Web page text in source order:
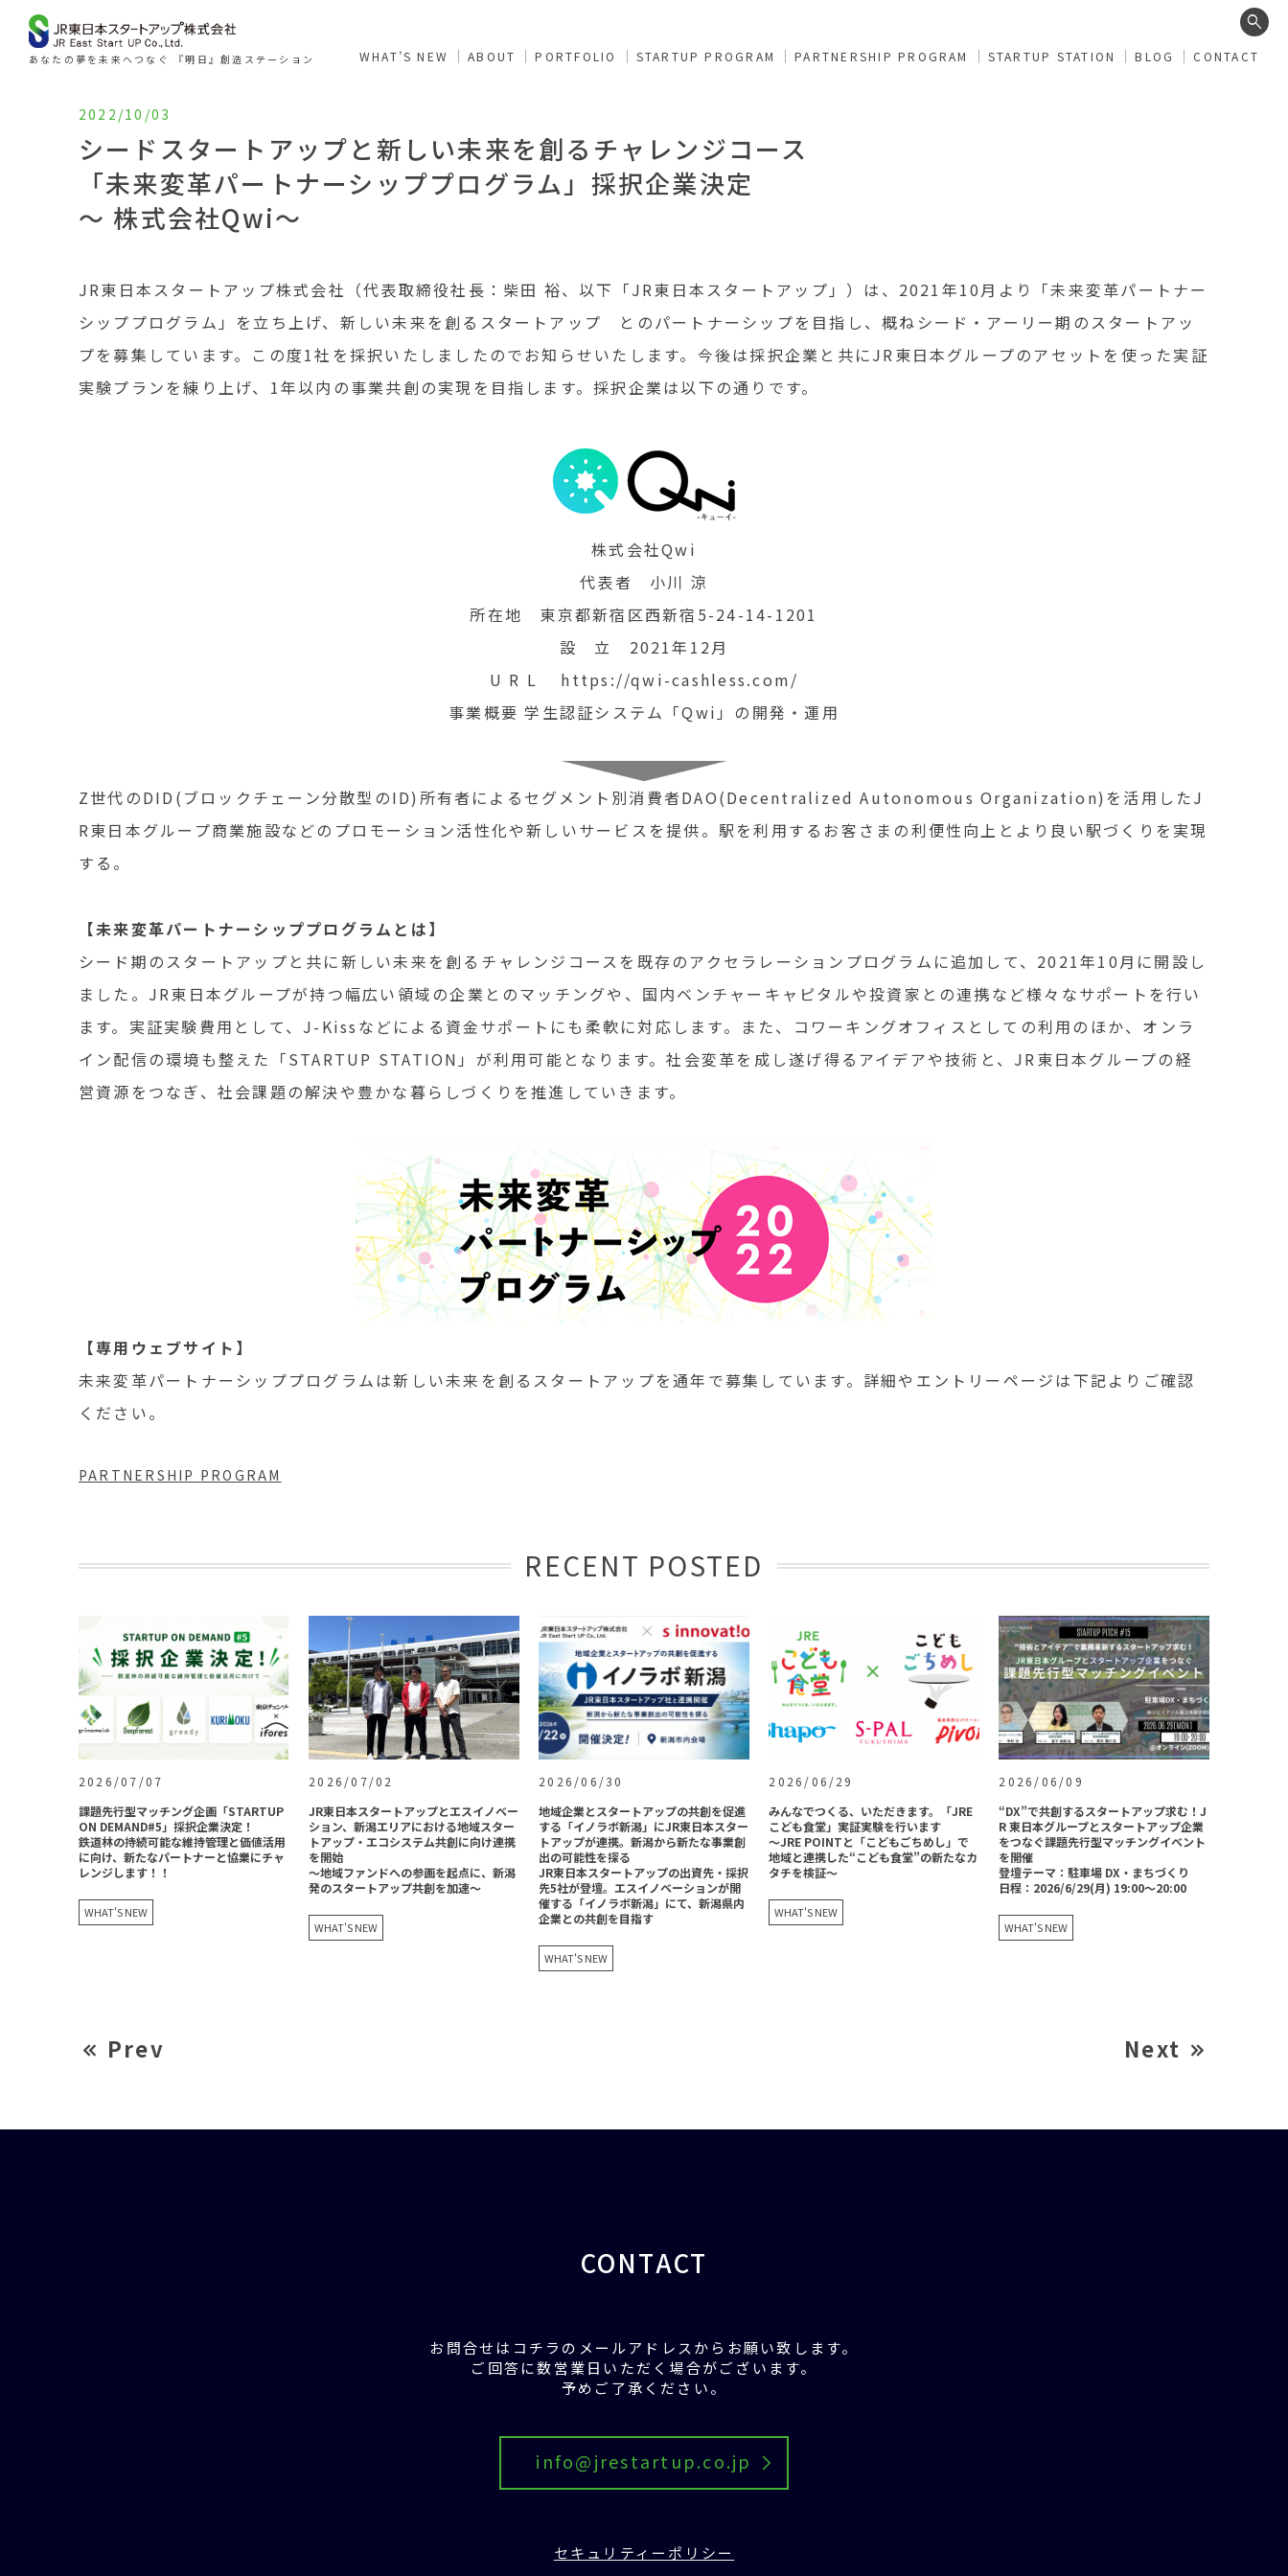
あなたの夢を未来へつなぐ 『明日』創造ステーション
search
WHAT’S NEW ABOUT PORTFOLIO STARTUP PROGRAM PARTNERSHIP PROGRAM STARTUP STATION BLOG CONTACT
2022/10/03
シードスタートアップと新しい未来を創るチャレンジコース
「未来変革パートナーシッププログラム」採択企業決定
～ 株式会社Qwi～
JR東日本スタートアップ株式会社（代表取締役社長：柴田 裕、以下「JR東日本スタートアップ」）は、2021年10月より「未来変革パートナー
シッププログラム」を立ち上げ、新しい未来を創るスタートアップ とのパートナーシップを目指し、概ねシード・アーリー期のスタートアッ
プを募集しています。この度1社を採択いたしましたのでお知らせいたします。今後は採択企業と共にJR東日本グループのアセットを使った実証
実験プランを練り上げ、1年以内の事業共創の実現を目指します。採択企業は以下の通りです。
株式会社Qwi
代表者 小川 涼
所在地 東京都新宿区西新宿5-24-14-1201
設 立 2021年12月
U R L https://qwi-cashless.com/
事業概要 学生認証システム「Qwi」の開発・運用
Z世代のDID(ブロックチェーン分散型のID)所有者によるセグメント別消費者DAO(Decentralized Autonomous Organization)を活用したJ
R東日本グループ商業施設などのプロモーション活性化や新しいサービスを提供。駅を利用するお客さまの利便性向上とより良い駅づくりを実現
する。
【未来変革パートナーシッププログラムとは】
シード期のスタートアップと共に新しい未来を創るチャレンジコースを既存のアクセラレーションプログラムに追加して、2021年10月に開設し
ました。JR東日本グループが持つ幅広い領域の企業とのマッチングや、国内ベンチャーキャピタルや投資家との連携など様々なサポートを行い
ます。実証実験費用として、J-Kissなどによる資金サポートにも柔軟に対応します。また、コワーキングオフィスとしての利用のほか、オンラ
イン配信の環境も整えた「STARTUP STATION」が利用可能となります。社会変革を成し遂げ得るアイデアや技術と、JR東日本グループの経
営資源をつなぎ、社会課題の解決や豊かな暮らしづくりを推進していきます。
【専用ウェブサイト】
未来変革パートナーシッププログラムは新しい未来を創るスタートアップを通年で募集しています。詳細やエントリーページは下記よりご確認
ください。
PARTNERSHIP PROGRAM
RECENT POSTED
2026/07/07
課題先行型マッチング企画「STARTUP
ON DEMAND#5」採択企業決定！
鉄道林の持続可能な維持管理と価値活用
に向け、新たなパートナーと協業にチャ
レンジします！！
WHAT'S NEW
2026/07/02
JR東日本スタートアップとエスイノベー
ション、新潟エリアにおける地域スター
トアップ・エコシステム共創に向け連携
を開始
〜地域ファンドへの参画を起点に、新潟
発のスタートアップ共創を加速〜
WHAT'S NEW
2026/06/30
地域企業とスタートアップの共創を促進
する「イノラボ新潟」にJR東日本スター
トアップが連携。新潟から新たな事業創
出の可能性を探る
JR東日本スタートアップの出資先・採択
先5社が登壇。エスイノベーションが開
催する「イノラボ新潟」にて、新潟県内
企業との共創を目指す
WHAT'S NEW
2026/06/29
みんなでつくる、いただきます。「JRE
こども食堂」実証実験を行います
～JRE POINTと「こどもごちめし」で
地域と連携した“こども食堂”の新たなカ
タチを検証～
WHAT'S NEW
2026/06/09
“DX”で共創するスタートアップ求む！J
R 東日本グループとスタートアップ企業
をつなぐ課題先行型マッチングイベント
を開催
登壇テーマ：駐車場 DX・まちづくり
日程：2026/6/29(月) 19:00～20:00
WHAT'S NEW
Prev Next
CONTACT
お問合せはコチラの メールアドレスからお願い致します。
ご回答に数営業日いただく場合がございます。
予めご了承ください。
info@jrestartup.co.jp
セキュリティーポリシー